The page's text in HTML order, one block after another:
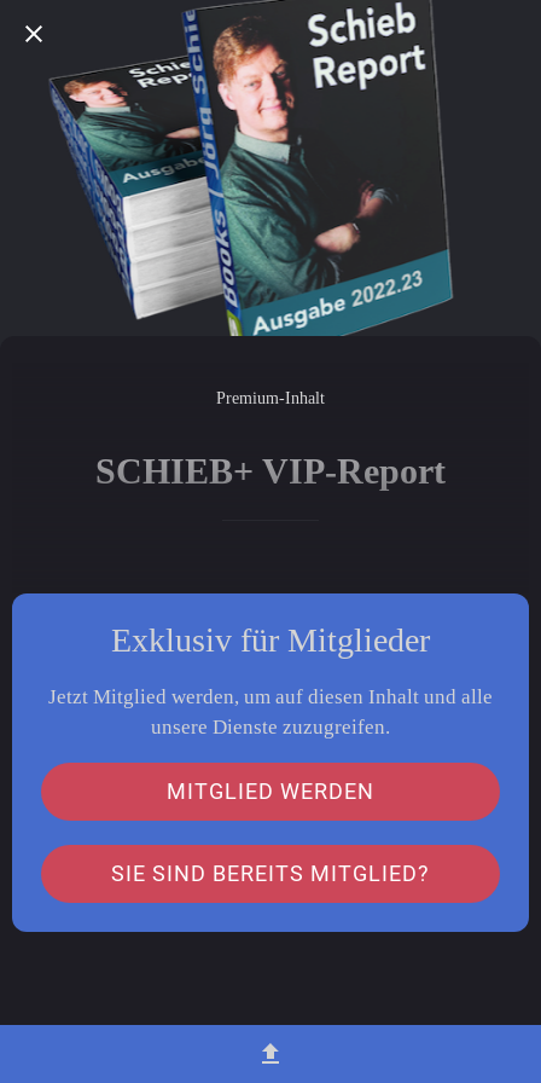
Premium-Inhalt
SCHIEB+ VIP-Report
Exklusiv für Mitglieder
Jetzt Mitglied werden, um auf diesen Inhalt und alle
unsere Dienste zuzugreifen.
MITGLIED WERDEN
SIE SIND BEREITS MITGLIED?